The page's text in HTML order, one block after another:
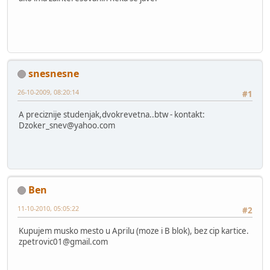
snesnesne
#1
26-10-2009, 08:20:14
A preciznije studenjak,dvokrevetna..btw - kontakt:
Dzoker_snev@yahoo.com
Ben
#2
11-10-2010, 05:05:22
Kupujem musko mesto u Aprilu (moze i B blok), bez cip kartice.
zpetrovic01@gmail.com